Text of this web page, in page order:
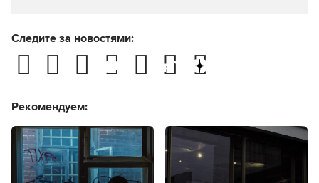
Следите за новостями:
Рекомендуем: